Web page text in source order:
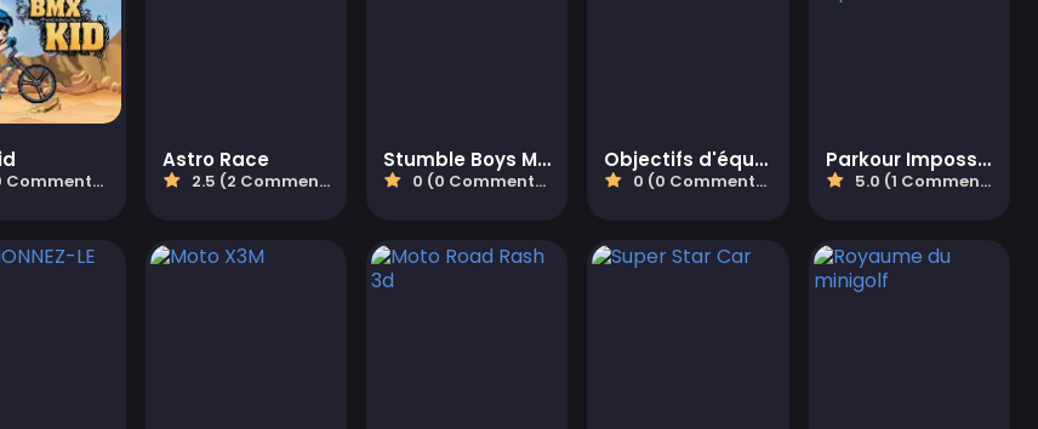
Astro Race
2.5 (2 Commentaires)
Stumble Boys Match
0 (0 Commentaires)
Objectifs d'équipe : Soccer 3D
0 (0 Commentaires)
Parkour Impossible
5.0 (1 Commentaires)